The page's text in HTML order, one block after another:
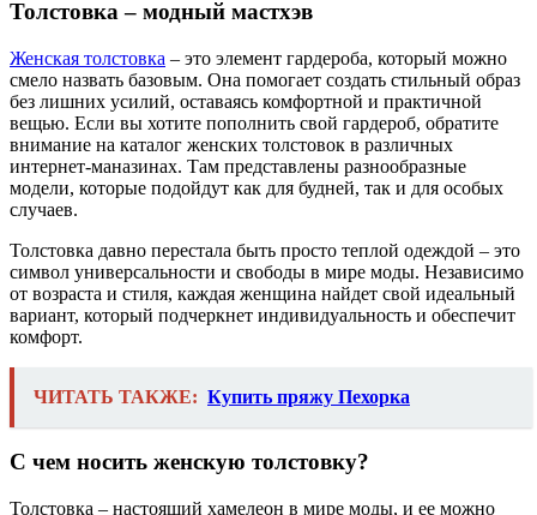
Толстовка – модный мастхэв
Женская толстовка – это элемент гардероба, который можно
смело назвать базовым. Она помогает создать стильный образ
без лишних усилий, оставаясь комфортной и практичной
вещью. Если вы хотите пополнить свой гардероб, обратите
внимание на каталог женских толстовок в различных
интернет-маназинах. Там представлены разнообразные
модели, которые подойдут как для будней, так и для особых
случаев.
Толстовка давно перестала быть просто теплой одеждой – это
символ универсальности и свободы в мире моды. Независимо
от возраста и стиля, каждая женщина найдет свой идеальный
вариант, который подчеркнет индивидуальность и обеспечит
комфорт.
ЧИТАТЬ ТАКЖЕ: Купить пряжу Пехорка
С чем носить женскую толстовку?
Толстовка – настоящий хамелеон в мире моды, и ее можно